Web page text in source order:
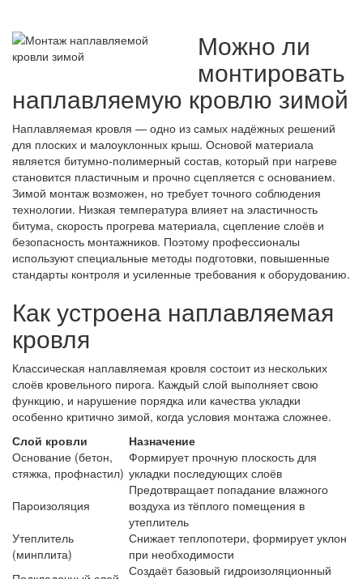
Можно ли
монтировать
наплавляемую кровлю зимой
Наплавляемая кровля — одно из самых надёжных решений
для плоских и малоуклонных крыш. Основой материала
является битумно-полимерный состав, который при нагреве
становится пластичным и прочно сцепляется с основанием.
Зимой монтаж возможен, но требует точного соблюдения
технологии. Низкая температура влияет на эластичность
битума, скорость прогрева материала, сцепление слоёв и
безопасность монтажников. Поэтому профессионалы
используют специальные методы подготовки, повышенные
стандарты контроля и усиленные требования к оборудованию.
Как устроена наплавляемая
кровля
Классическая наплавляемая кровля состоит из нескольких
слоёв кровельного пирога. Каждый слой выполняет свою
функцию, и нарушение порядка или качества укладки
особенно критично зимой, когда условия монтажа сложнее.
Слой кровли
Назначение
Основание (бетон,
стяжка, профнастил)
Формирует прочную плоскость для
укладки последующих слоёв
Пароизоляция
Предотвращает попадание влажного
воздуха из тёплого помещения в
утеплитель
Утеплитель
(минплита)
Снижает теплопотери, формирует уклон
при необходимости
Создаёт базовый гидроизоляционный